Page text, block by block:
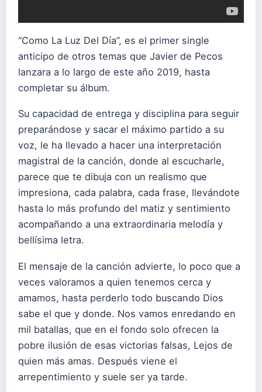
“Como La Luz Del Día”, es el primer single
anticipo de otros temas que Javier de Pecos
lanzara a lo largo de este año 2019, hasta
completar su álbum.
Su capacidad de entrega y disciplina para seguir
preparándose y sacar el máximo partido a su
voz, le ha llevado a hacer una interpretación
magistral de la canción, donde al escucharle,
parece que te dibuja con un realismo que
impresiona, cada palabra, cada frase, llevándote
hasta lo más profundo del matiz y sentimiento
acompañando a una extraordinaria melodía y
bellísima letra.
El mensaje de la canción advierte, lo poco que a
veces valoramos a quien tenemos cerca y
amamos, hasta perderlo todo buscando Dios
sabe el que y donde. Nos vamos enredando en
mil batallas, que en el fondo solo ofrecen la
pobre ilusión de esas victorias falsas, Lejos de
quien más amas. Después viene el
arrepentimiento y suele ser ya tarde.